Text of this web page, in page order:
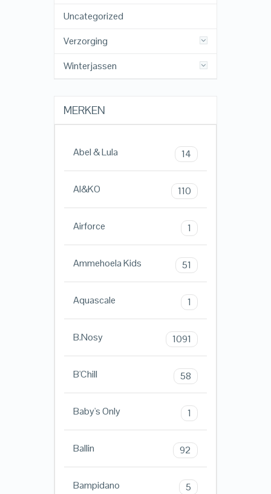
Uncategorized
Verzorging
Winterjassen
MERKEN
Abel & Lula 14
AI&KO 110
Airforce 1
Ammehoela Kids 51
Aquascale 1
B.Nosy 1091
B'Chill 58
Baby's Only 1
Ballin 92
Bampidano 5